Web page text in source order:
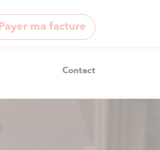
Payer ma facture
Contact